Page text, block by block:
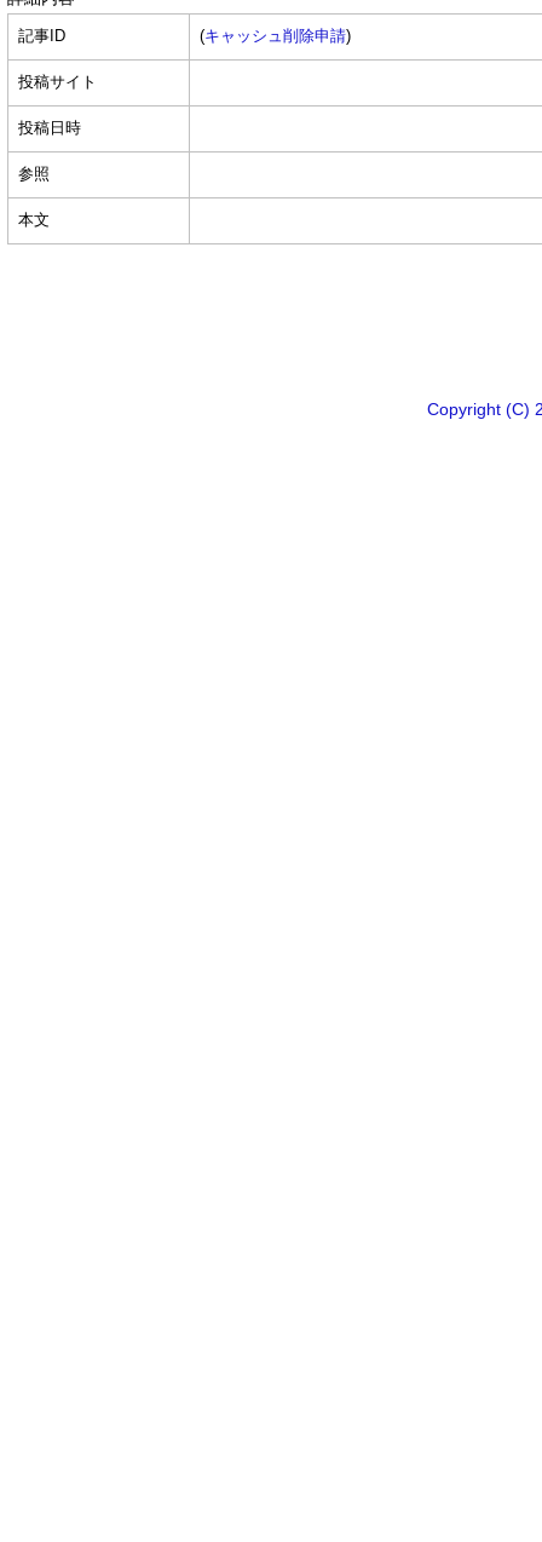
記事ID (キャッシュ削除申請)
投稿サイト
投稿日時
参照
本文
Copyright (C)